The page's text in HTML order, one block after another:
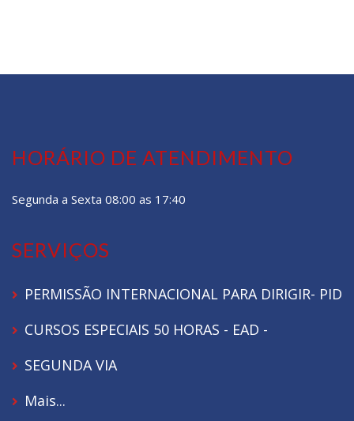
HORÁRIO DE ATENDIMENTO
Segunda a Sexta 08:00 as 17:40
SERVIÇOS
PERMISSÃO INTERNACIONAL PARA DIRIGIR- PID
CURSOS ESPECIAIS 50 HORAS - EAD -
SEGUNDA VIA
Mais...